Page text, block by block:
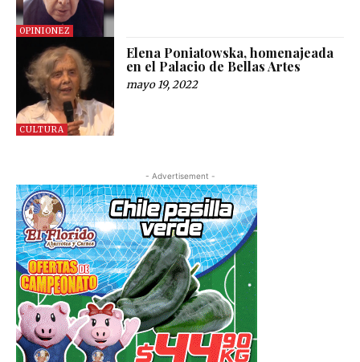
OPINIONEZ
CULTURA
Elena Poniatowska, homenajeada
en el Palacio de Bellas Artes
mayo 19, 2022
- Advertisement -